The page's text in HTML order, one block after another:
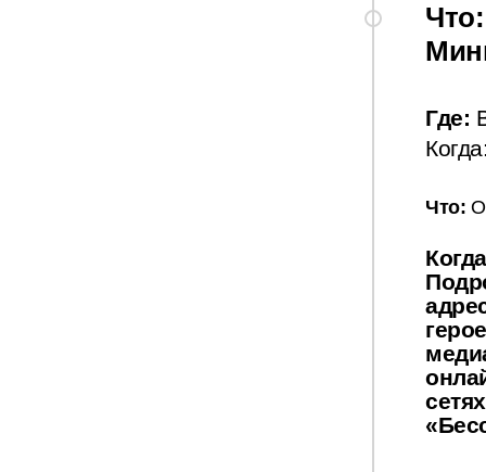
Что:
Где:
Что: